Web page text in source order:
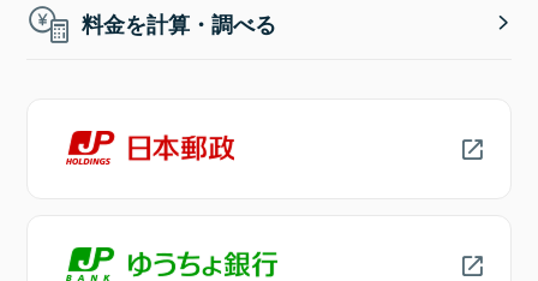
料金を計算・調べる